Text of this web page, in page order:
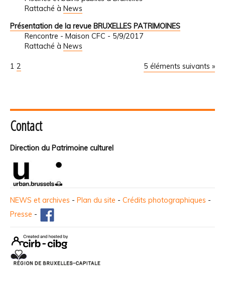
Rattaché à News
Présentation de la revue BRUXELLES PATRIMOINES
Rencontre - Maison CFC - 5/9/2017
Rattaché à News
5 éléments suivants »
1 2
Contact
Direction du Patrimoine culturel
NEWS et archives - Plan du site - Crédits photographiques -
Presse -